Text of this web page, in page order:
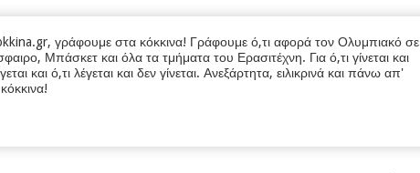
γράφουμε στα κόκκινα! Γράφουμε ό,τι αφορά τον Ολυμπιακό σε
Μπάσκετ και όλα τα τμήματα του Ερασιτέχνη. Για ό,τι γίνεται και
και ό,τι λέγεται και δεν γίνεται. Ανεξάρτητα, ειλικρινά και πάνω απ'